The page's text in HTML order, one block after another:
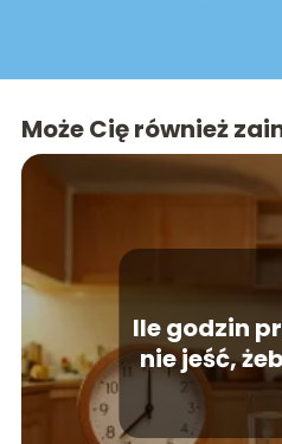
Może Cię również
Ile godzin
nie jeść,